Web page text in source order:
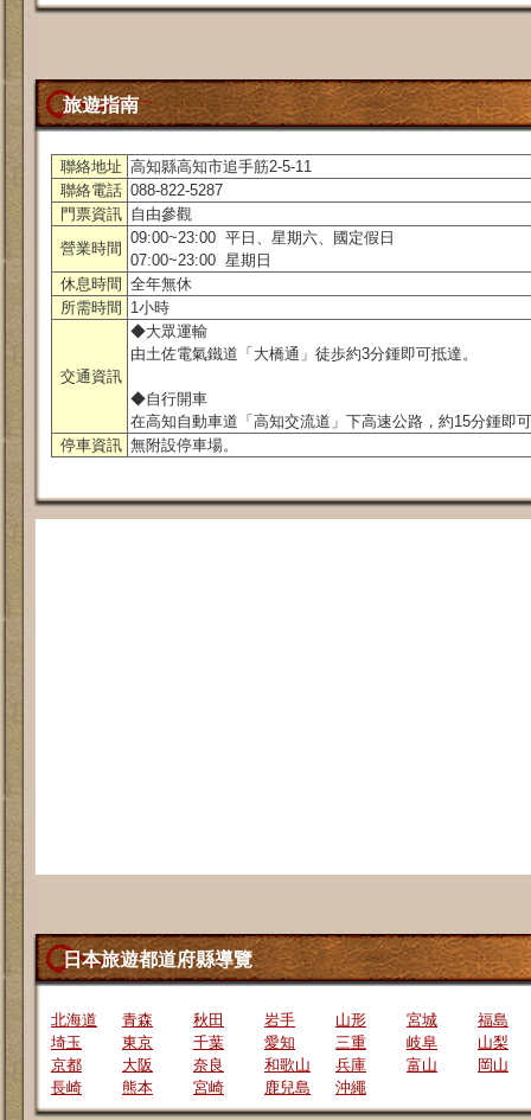
旅遊指南
聯絡地址 高知縣高知市追手筋2-5-11
聯絡電話 088-822-5287
門票資訊 自由參觀
營業時間
09:00~23:00 平日、星期六、國定假日
07:00~23:00 星期日
休息時間 全年無休
所需時間
1小時
交通資訊
◆大眾運輸
由土佐電氣鐵道「大橋通」徒歩約3分鍾即可抵達。
◆自行開車
在高知自動車道「高知交流道」下高速公路，約15分鍾即
停車資訊 無附設停車場。
日本旅遊都道府縣導覽
北海道 青森 秋田 岩手 山形 宮城
福島
埼玉
東京 千葉 愛知 三重 岐阜
山梨
京都
大阪 奈良 和歌山 兵庫 富山
岡山
長崎
熊本 宮崎 鹿兒島 沖繩